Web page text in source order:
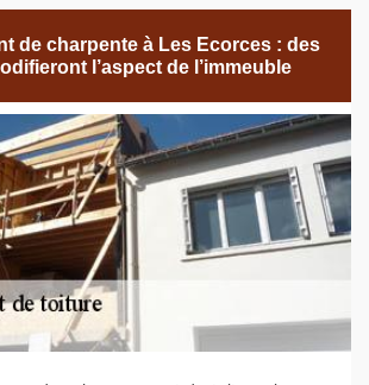
de charpente à Les Ecorces : des
l’aspect de l’immeuble